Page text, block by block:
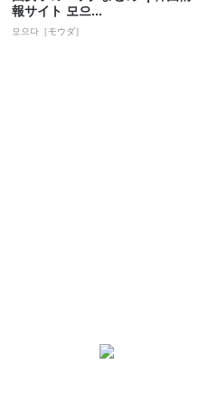
報サイト 모으...
모으다［モウダ］